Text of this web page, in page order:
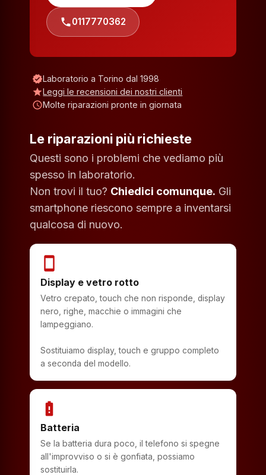
phone0117770362
verifiedLaboratorio a Torino dal 1998
starLeggi le recensioni dei nostri clienti
scheduleMolte riparazioni pronte in giornata
Le riparazioni più richieste
Questi sono i problemi che vediamo più
spesso in laboratorio.
Non trovi il tuo? Chiedici comunque. Gli
smartphone riescono sempre a inventarsi
qualcosa di nuovo.
smartphone
Display e vetro rotto
Vetro crepato, touch che non risponde, display
nero, righe, macchie o immagini che
lampeggiano.
Sostituiamo display, touch e gruppo completo
a seconda del modello.
battery_alert
Batteria
Se la batteria dura poco, il telefono si spegne
all'improvviso o si è gonfiata, possiamo
sostituirla.